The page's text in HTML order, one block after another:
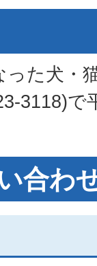
た犬・
3118)で
合わ